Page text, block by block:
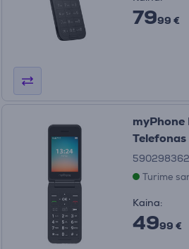
7999 €
myPhone
Telefonas
Turime
Kaina:
4999 €